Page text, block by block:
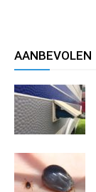
AANBEVOLEN